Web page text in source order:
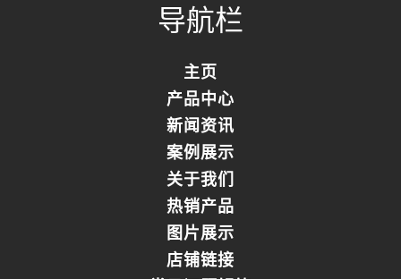
导航栏
主页
产品中心
新闻资讯
案例展示
关于我们
热销产品
图片展示
店铺链接